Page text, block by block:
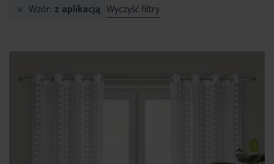
Wzór z aplikacją Wyczyść filtry